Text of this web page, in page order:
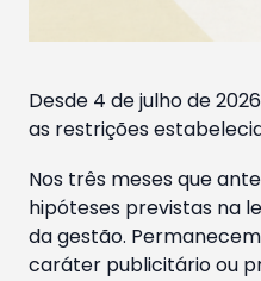
Desde 4 de julho de
as restrições
Nos três meses que
hipóteses previstas na
da gestão.
caráter publicitário ou